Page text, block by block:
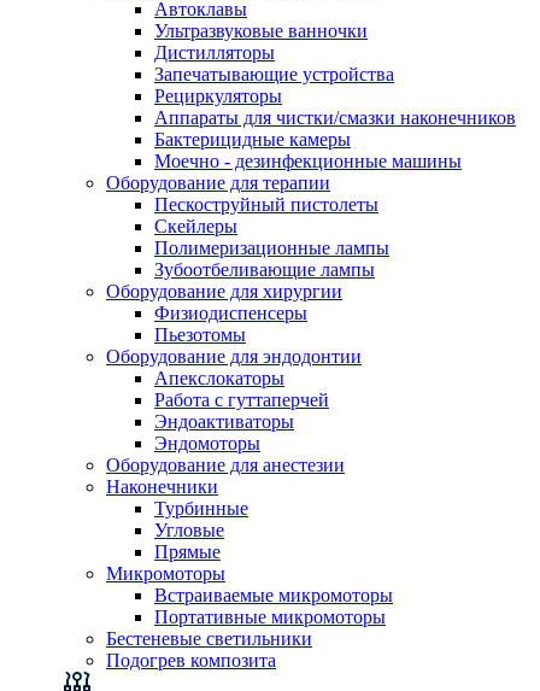
Автоклавы
Ультразвуковые ванночки
Дистилляторы
Запечатывающие устройства
Рециркуляторы
Аппараты для чистки/смазки наконечников
Бактерицидные камеры
Моечно - дезинфекционные машины
Оборудование для терапии
Пескоструйный пистолеты
Скейлеры
Полимеризационные лампы
Зубоотбеливающие лампы
Оборудование для хирургии
Физиодиспенсеры
Пьезотомы
Оборудование для эндодонтии
Апекслокаторы
Работа с гуттаперчей
Эндоактиваторы
Эндомоторы
Оборудование для анестезии
Наконечники
Турбинные
Угловые
Прямые
Микромоторы
Встраиваемые микромоторы
Портативные микромоторы
Бестеневые светильники
Подогрев композита